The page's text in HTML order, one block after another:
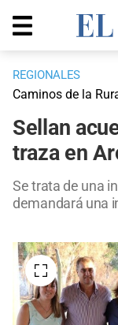
REGIONALES
Caminos de la
Sellan
traza en
Se trata de una
demandará una